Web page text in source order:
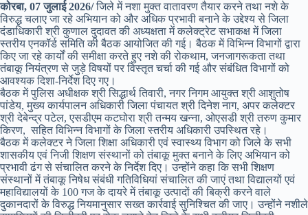
कोरबा, 07 जुलाई 2026/जिले में नशा मुक्त वातावरण तैयार करने तथा नशे के
विरुद्ध चलाए जा रहे अभियान को और अधिक प्रभावी बनाने के उद्देश्य से जिला
दंडाधिकारी श्री कुणाल दुदावत की अध्यक्षता में कलेक्ट्रेट सभाकक्ष में जिला
स्तरीय एनकॉर्ड समिति की बैठक आयोजित की गई। बैठक में विभिन्न विभागों द्वारा
किए जा रहे कार्यों की समीक्षा करते हुए नशे की रोकथाम, जनजागरूकता तथा
तंबाकू नियंत्रण से जुड़े विषयों पर विस्तृत चर्चा की गई और संबंधित विभागों को
आवश्यक दिशा-निर्देश दिए गए।
बैठक में पुलिस अधीक्षक श्री सिद्धार्थ तिवारी, नगर निगम आयुक्त श्री आशुतोष
पांडेय, मुख्य कार्यपालन अधिकारी जिला पंचायत श्री दिनेश नाग, अपर कलेक्टर
श्री देबेन्द्र पटेल, एसडीएम कटघोरा श्री तन्मय खन्ना, ओएसडी श्री तरुण कुमार
किरण, सहित विभिन्न विभागों के जिला स्तरीय अधिकारी उपस्थित रहे।
बैठक में कलेक्टर ने जिला शिक्षा अधिकारी एवं स्वास्थ्य विभाग को जिले के सभी
शासकीय एवं निजी शिक्षण संस्थानों को तंबाकू मुक्त बनाने के लिए अभियान को
प्रभावी ढंग से संचालित करने के निर्देश दिए। उन्होंने कहा कि सभी शिक्षण
संस्थानों में तंबाकू निषेध संबंधी गतिविधियां संचालित की जाएं तथा विद्यालयों एवं
महाविद्यालयों के 100 गज के दायरे में तंबाकू उत्पादों की बिक्री करने वाले
दुकानदारों के विरुद्ध नियमानुसार सख्त कार्रवाई सुनिश्चित की जाए। उन्होंने नशीले